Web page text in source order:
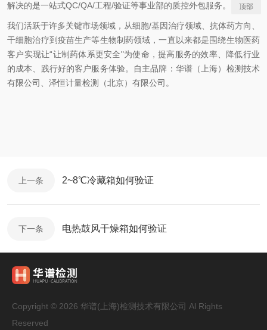
解决的是一站式QC/QA/工程/验证等事业部的质控外包服务。
我们活跃于许多关键市场领域，从细胞/基因治疗领域、抗体药方向、
干细胞治疗到疫苗生产等生物制药领域，一直以来都是围绕生物医药
客户实现让“让制药体系更安全"为使命，提高服务的效率、降低行业
的成本、践行好的客户服务体验。自主品牌：华谱（上海）检测技术
有限公司、泽恒计量检测（北京）有限公司。
上一条 2~8℃冷藏箱如何验证
下一条 电热鼓风干燥箱如何验证
Copyright © 2026 华谱(上海)检测技术有限公司 Al Rights
Reserved
顶部